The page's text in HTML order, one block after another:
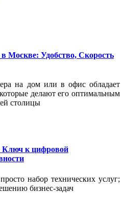
Москве: Удобство, Скорость
на дом или в офис обладает
делают его оптимальным
столицы
Ключ к цифровой
набор технических услуг;
бизнес-задач